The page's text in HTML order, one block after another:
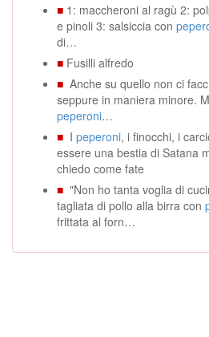
■ 1: maccheroni al ragù 2:
e pinoli 3: salsiccia con
di…
■ Fusilli alfredo
■ Anche su quello non ci
seppure in maniera minore.
peperoni…
■ I peperoni, i finocchi, i
essere una bestia di Satana
chiedo come fate
■ "Non ho tanta voglia di
tagliata di pollo alla birra con
frittata al forn…